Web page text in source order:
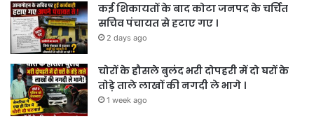
कई शिकायतों के बाद कोटा जनपद के चर्चित
सचिव पंचायत से हटाए गए ।
2 days ago
चोरों के हौसले बुलंद भरी दोपहरी में दो घरों के
तोड़े ताले लाखों की नगदी ले भागे ।
1 week ago